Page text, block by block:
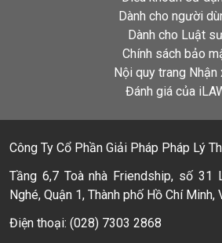
Dành cho người
Dành cho Luật
Chính sách bảo
Nội quy trang Nhận
Đánh giá của
Công Ty Cổ Phần Giải Pháp Pháp Lý
Tầng 6,7 Toà nhà Friendship, số 31
Nghé, Quận 1, Thành phố Hồ Chí Minh,
Điện thoại: (028) 7303 2868